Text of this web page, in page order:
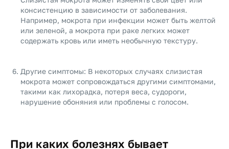
консистенцию в зависимости от заболевания.
Например, мокрота при инфекции может быть желтой
или зеленой, а мокрота при раке легких может
содержать кровь или иметь необычную текстуру.
Другие симптомы: В некоторых случаях слизистая
мокрота может сопровождаться другими симптомами,
такими как лихорадка, потеря веса, судороги,
нарушение обоняния или проблемы с голосом.
При каких болезнях бывает